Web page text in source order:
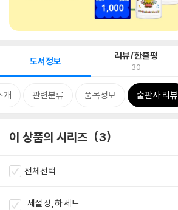
도서정보 리뷰/한줄평
30
개 관련분류 품목정보 출판사 리뷰
이 상품의 시리즈 3
전체선택
세설 상, 하 세트